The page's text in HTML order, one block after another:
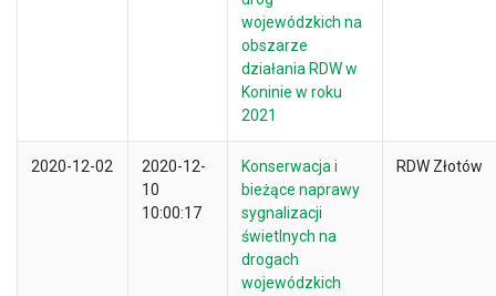
wojewódzkich na
obszarze
działania RDW w
Koninie w roku
2021
2020-12-02
2020-12-
10
10:00:17
Konserwacja i
bieżące naprawy
sygnalizacji
świetlnych na
drogach
wojewódzkich
RDW Złotów